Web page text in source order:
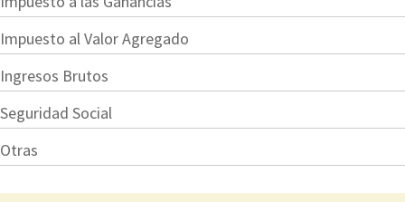
Impuesto al Valor Agregado
Ingresos Brutos
Seguridad Social
Otras